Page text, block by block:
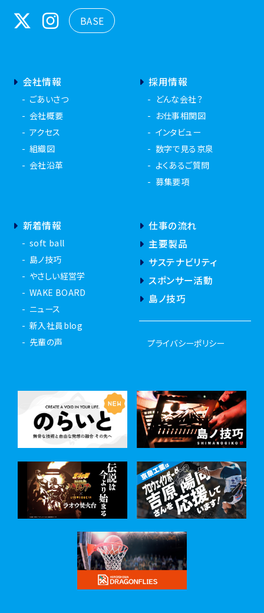
BASE
会社情報
ごあいさつ
会社概要
アクセス
組織図
会社沿革
採用情報
どんな会社？
お仕事相関図
インタビュー
数字で見る京泉
よくあるご質問
募集要項
新着情報
soft ball
島ノ技巧
やさしい経営学
WAKE BOARD
ニュース
新入社員blog
先輩の声
仕事の流れ
主要製品
サステナビリティ
スポンサー活動
島ノ技巧
プライバシーポリシー